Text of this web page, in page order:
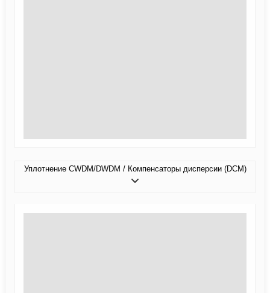
Уплотнение CWDM/DWDM / Компенсаторы дисперсии (DCM)